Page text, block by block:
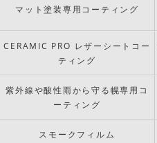
マット塗装専用コーティング
CERAMIC PRO レザーシートコー
ティング
紫外線や酸性雨から守る幌専用コ
ーティング
スモークフィルム